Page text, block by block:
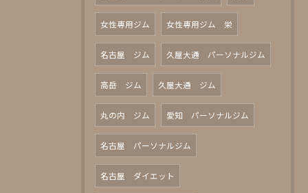
女性専用ジム 女性専用ジム 栄
名古屋 ジム 久屋大通 パーソナルジム
高岳 ジム 久屋大通 ジム
丸の内 ジム 愛知 パーソナルジム
名古屋 パーソナルジム
名古屋 ダイエット